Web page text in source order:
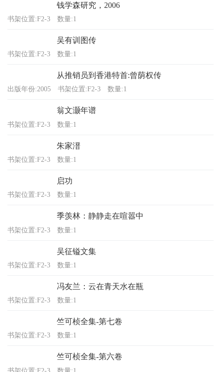
钱学森研究，2006
书架位置:F2-3 数量:1
吴有训图传
书架位置:F2-3 数量:1
从推销员到香港特首:曾荫权传
出版年份:2005 书架位置:F2-3 数量:1
翁文灏年谱
书架位置:F2-3 数量:1
朱家溍
书架位置:F2-3 数量:1
启功
书架位置:F2-3 数量:1
季羡林：静静走在喧嚣中
书架位置:F2-3 数量:1
吴征镒文集
书架位置:F2-3 数量:1
冯友兰：云在青天水在瓶
书架位置:F2-3 数量:1
竺可桢全集-第七卷
书架位置:F2-3 数量:1
竺可桢全集-第六卷